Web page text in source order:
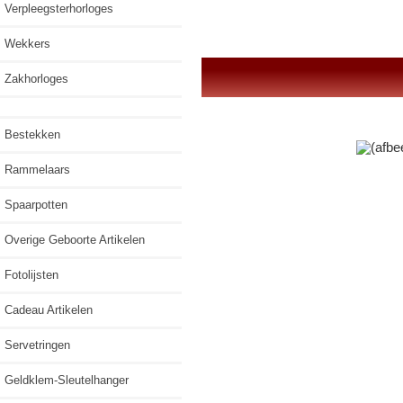
Verpleegsterhorloges
Wekkers
Zakhorloges
Bestekken
Rammelaars
Spaarpotten
Overige Geboorte Artikelen
Fotolijsten
Cadeau Artikelen
Servetringen
Geldklem-Sleutelhanger